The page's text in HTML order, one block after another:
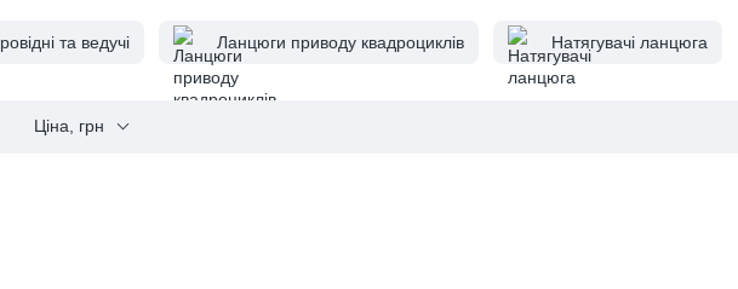
та ведучі Ланцюги приводу квадроциклів Натягувачі ланцюга
Ціна, грн